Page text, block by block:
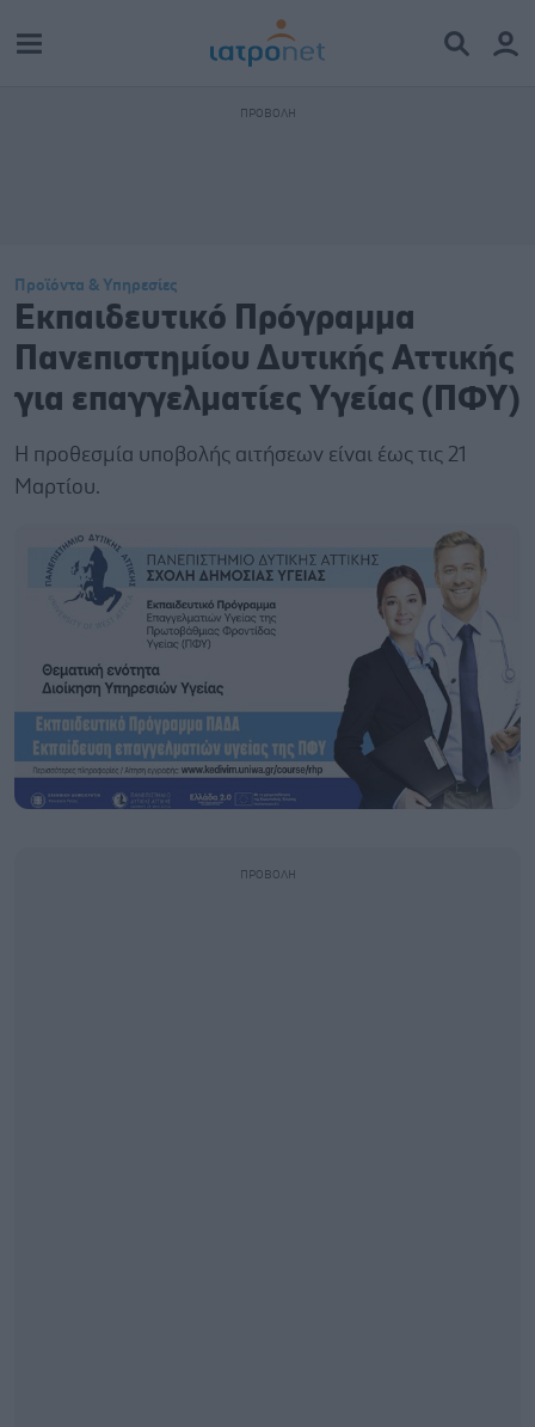
Προϊόντα & Υπηρεσίες
Εκπαιδευτικό Πρόγραμμα
Πανεπιστημίου Δυτικής Αττικής
για επαγγελματίες Yγείας (ΠΦΥ)
Η προθεσμία υποβολής αιτήσεων είναι έως τις 21
Μαρτίου.